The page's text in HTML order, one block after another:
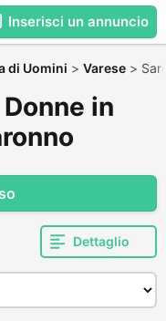
Inserisci un annuncio
di Uomini > Varese >
in
Dettaglio